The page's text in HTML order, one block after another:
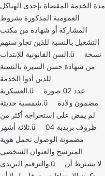
مدة الخدمة المقضاة بإحدى الهياكل
العمومية المذكورة بشروط
المشاركة أو شهادة من مكتب
التشغيل بالنسبة للذين تجاو سنهم
السن القانونية للإنتداب.ü نسخة
من شهادة حسن السيرة بالنسبة
للذين أدوا الخدمة
العسكرية.ü عدد 02 صورة
شمسية حديثة.ü مضمون ولادة
لم يمض على إستخراجه أكثر من
ثلاثة أشهر.ü 04 ظروف بريدية
مضمونة الوصول تحمل هوية
المترشح والعنوان الشخصي
والترقيم البريدي.ü لا يشترط أن